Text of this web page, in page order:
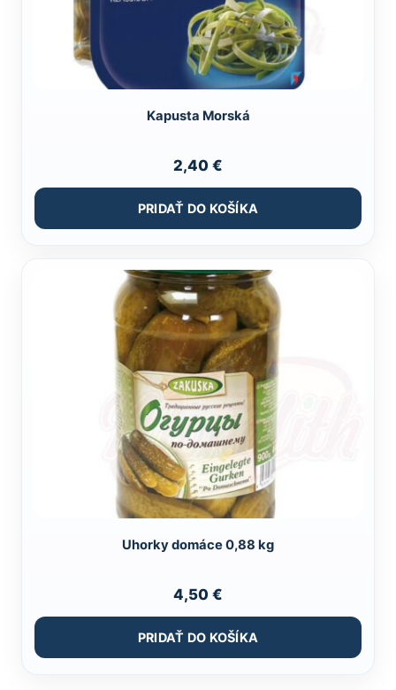
Kapusta Morská
2,40 €
PRIDAŤ DO KOŠÍKA
Uhorky domáce 0,88 kg
4,50 €
PRIDAŤ DO KOŠÍKA